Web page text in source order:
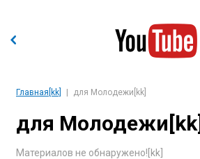
Главная[kk] для Молодежи[kk]
для Молодежи[kk]
Материалов не обнаружено![kk]